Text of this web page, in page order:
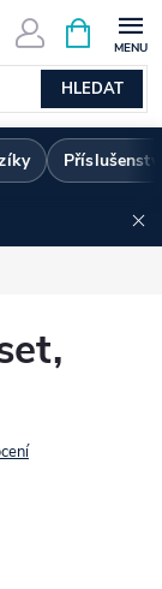
HLEDAT
NÁKUPNÍ
KOŠÍK